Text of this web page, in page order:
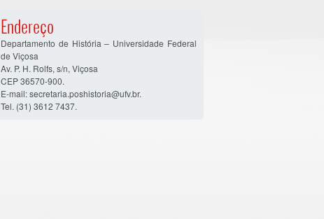
Endereço
Departamento de História – Universidade Federal
de Viçosa
Av. P. H. Rolfs, s/n, Viçosa
CEP 36570-900.
E-mail: secretaria.poshistoria@ufv.br.
Tel. (31) 3612 7437.